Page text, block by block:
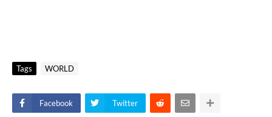
Tags WORLD
Facebook Twitter